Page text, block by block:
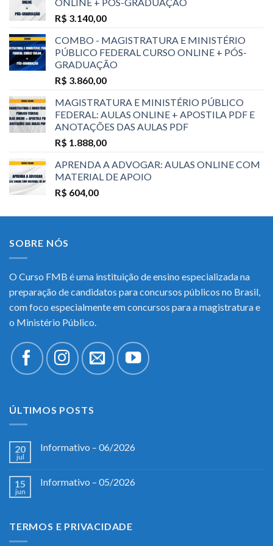
R$ 3.140,00
COMBO - MAGISTRATURA E MINISTÉRIO
PÚBLICO FEDERAL CURSO ONLINE + PÓS-
GRADUAÇÃO
R$ 3.860,00
MAGISTRATURA E MINISTÉRIO PÚBLICO
FEDERAL: AULAS ONLINE + APOSTILA PDF E
ANOTAÇÕES DAS AULAS PDF
R$ 1.888,00
APRENDA A ADVOGAR: AULAS ONLINE COM
MATERIAL DE APOIO
R$ 604,00
SOBRE NÓS
O Curso FMB é uma instituição de ensino especializada na
preparação de candidatos para concursos públicos no Brasil,
com foco especialmente em concursos para a magistratura e
o Ministério Público.
ÚLTIMOS POSTS
20
jul
Informativo – 06/2026
15
jun
Informativo – 05/2026
TERMOS E PRIVACIDADE